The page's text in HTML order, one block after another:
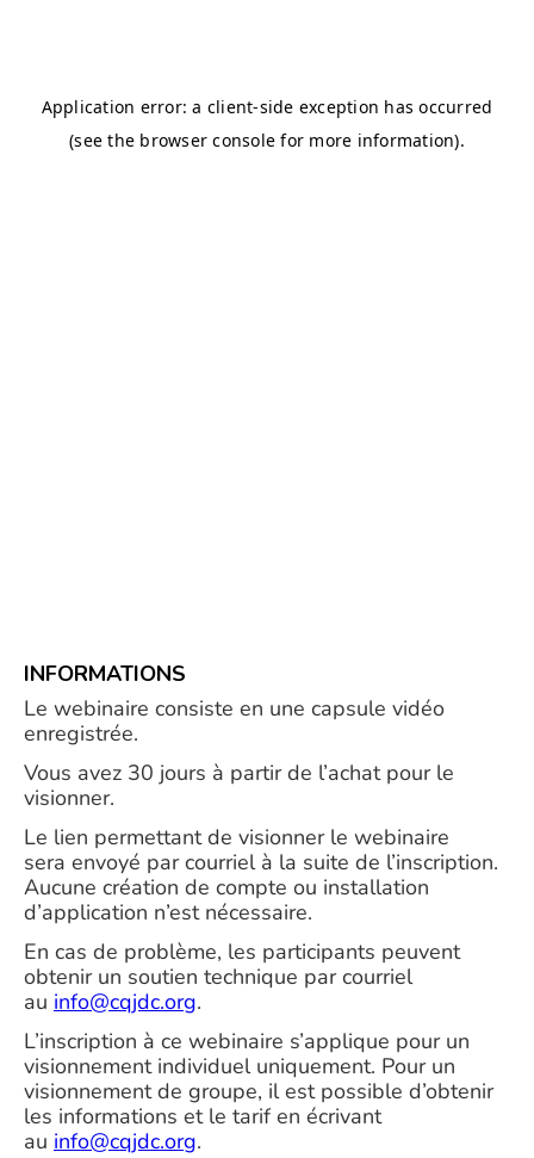
INFORMATIONS
Le webinaire consiste en une capsule vidéo
enregistrée.
Vous avez 30 jours à partir de l’achat pour le
visionner.
Le lien permettant de visionner le webinaire
sera envoyé par courriel à la suite de l’inscription.
Aucune création de compte ou installation
d’application n’est nécessaire.
En cas de problème, les participants peuvent
obtenir un soutien technique par courriel
au info@cqjdc.org.
L’inscription à ce webinaire s’applique pour un
visionnement individuel uniquement. Pour un
visionnement de groupe, il est possible d’obtenir
les informations et le tarif en écrivant
au info@cqjdc.org.